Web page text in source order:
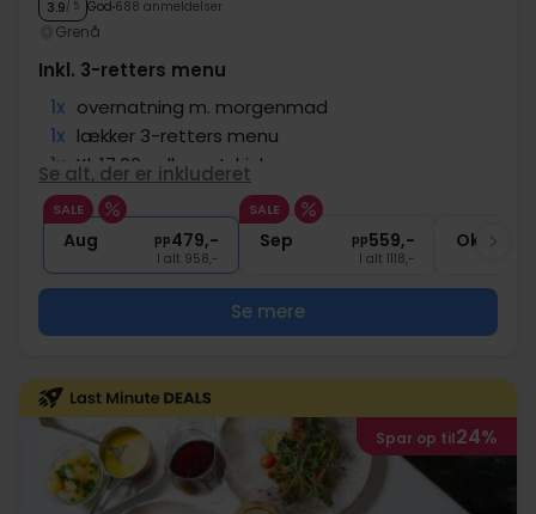
3.9/ 5 God 688 anmeldelser
Grenå
Inkl. 3-retters menu
1x overnatning m. morgenmad
1x lækker 3-retters menu
1x Kl. 17:00 velkomstdrink
∞ Gratis kaffe/te under opholdet
∞ Gratis internet og parkering
Se alt, der er inkluderet
SALE
Aug pp479,-
I alt 958,-
SALE
Sep pp559,-
I alt 1118,-
Okt
Se mere
Spar op til24%